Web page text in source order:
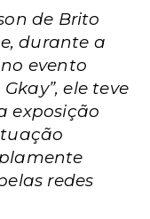
de Brito
durante a
evento
ele teve
exposição
redes